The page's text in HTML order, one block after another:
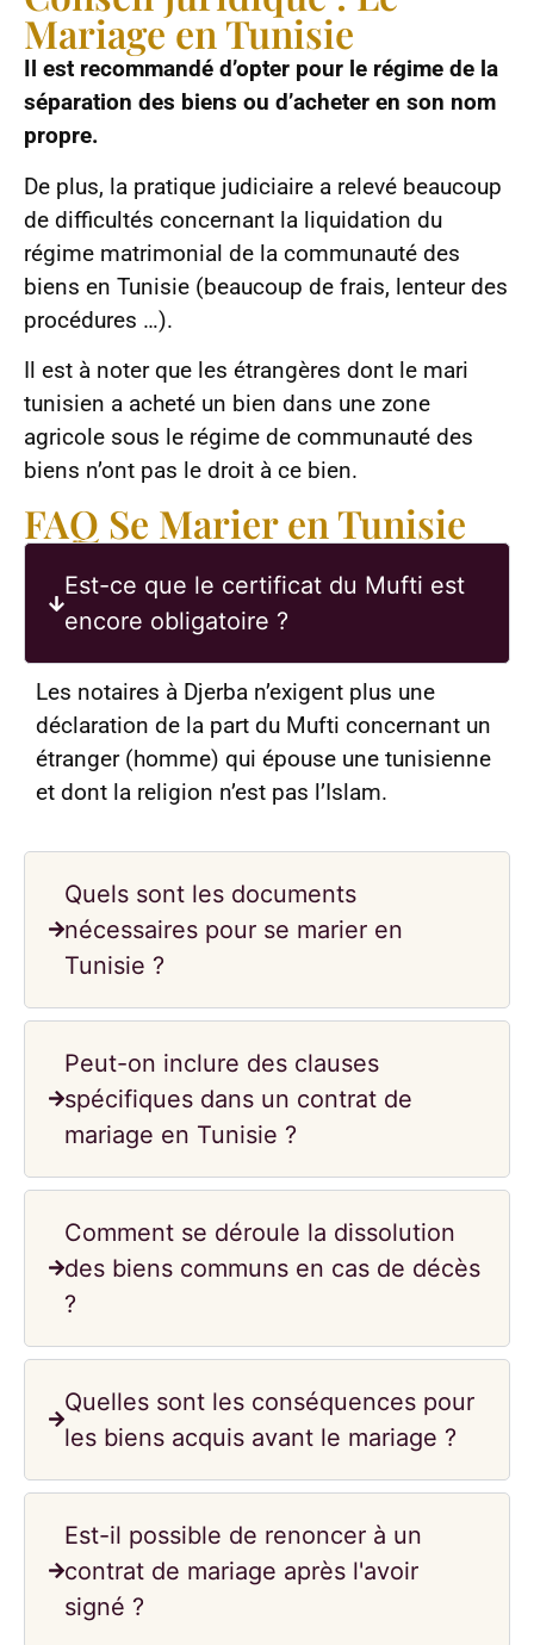
Mariage en Tunisie
Il est recommandé d’opter pour le régime de la
séparation des biens ou d’acheter en son nom
propre.
De plus, la pratique judiciaire a relevé beaucoup
de difficultés concernant la liquidation du
régime matrimonial de la communauté des
biens en Tunisie (beaucoup de frais, lenteur des
procédures …).
Il est à noter que les étrangères dont le mari
tunisien a acheté un bien dans une zone
agricole sous le régime de communauté des
biens n’ont pas le droit à ce bien.
FAQ Se Marier en Tunisie
Est-ce que le certificat du Mufti est
encore obligatoire ?
Les notaires à Djerba n’exigent plus une
déclaration de la part du Mufti concernant un
étranger (homme) qui épouse une tunisienne
et dont la religion n’est pas l’Islam.
Quels sont les documents
nécessaires pour se marier en
Tunisie ?
Peut-on inclure des clauses
spécifiques dans un contrat de
mariage en Tunisie ?
Comment se déroule la dissolution
des biens communs en cas de décès
?
Quelles sont les conséquences pour
les biens acquis avant le mariage ?
Est-il possible de renoncer à un
contrat de mariage après l'avoir
signé ?